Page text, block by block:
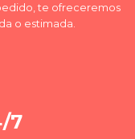
te ofreceremos
o estimada.
7